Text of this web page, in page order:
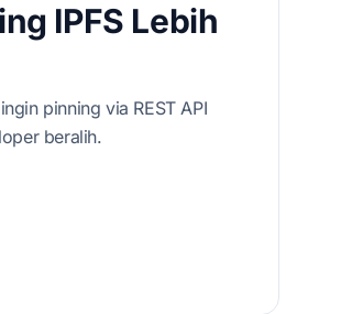
IPFS Lebih
pinning via REST API
beralih.